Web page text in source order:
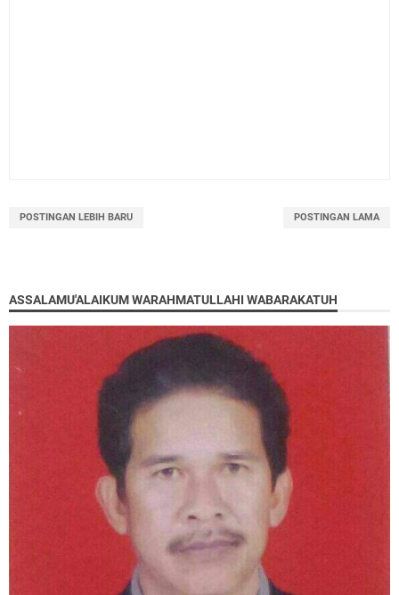
POSTINGAN LEBIH BARU POSTINGAN LAMA
ASSALAMU'ALAIKUM WARAHMATULLAHI WABARAKATUH